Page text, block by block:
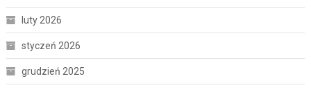
luty 2026
styczeń 2026
grudzień 2025